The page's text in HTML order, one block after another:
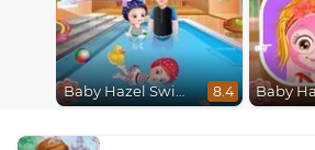
Baby Hazel Swimming 8.4